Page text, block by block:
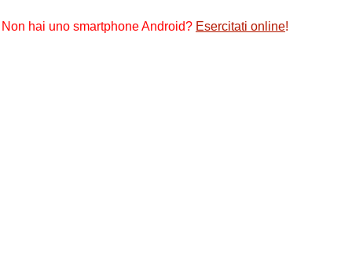
Non hai uno smartphone Android? Esercitati online!